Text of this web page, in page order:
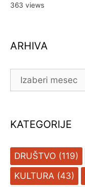
363 views
ARHIVA
ARHIVA
KATEGORIJE
DRUŠTVO (119)
KULTURA (43)